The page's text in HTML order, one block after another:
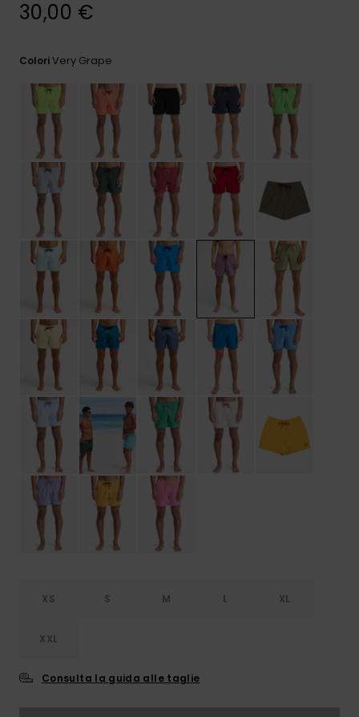
le FAQ
30,00 €
ColoriVery Grape
XS S M L XL
XXL
Consulta la guida alle taglie